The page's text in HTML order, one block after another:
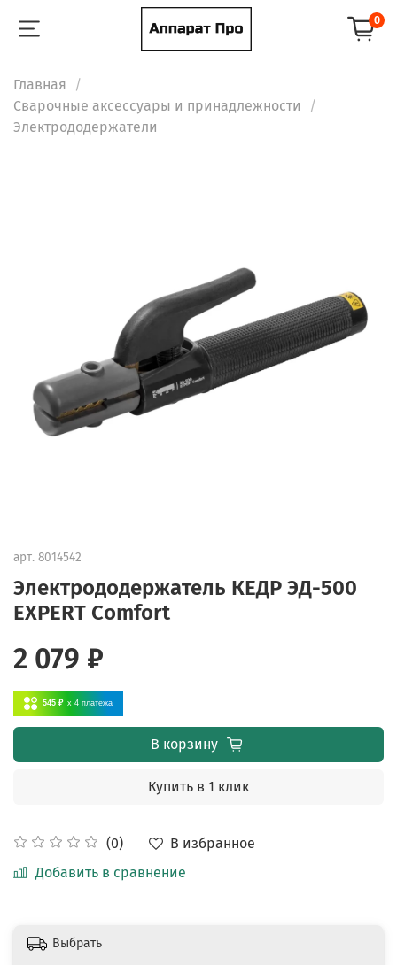
0
Главная
Сварочные аксессуары и принадлежности
Электрододержатели
арт. 8014542
Электрододержатель КЕДР ЭД-500
EXPERT Comfort
(0)
В избранное
Добавить в сравнение
2 079 ₽
545 ₽ x 4 платежа
В корзину
Купить в 1 клик
Выбрать